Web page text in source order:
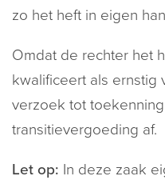
zo het heft in eigen
Omdat de rechter het
kwalificeert als ernstig
verzoek tot
transitievergoeding af.
Let op: In deze zaak